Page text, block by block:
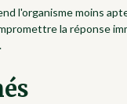
l'organisme moins
la réponse